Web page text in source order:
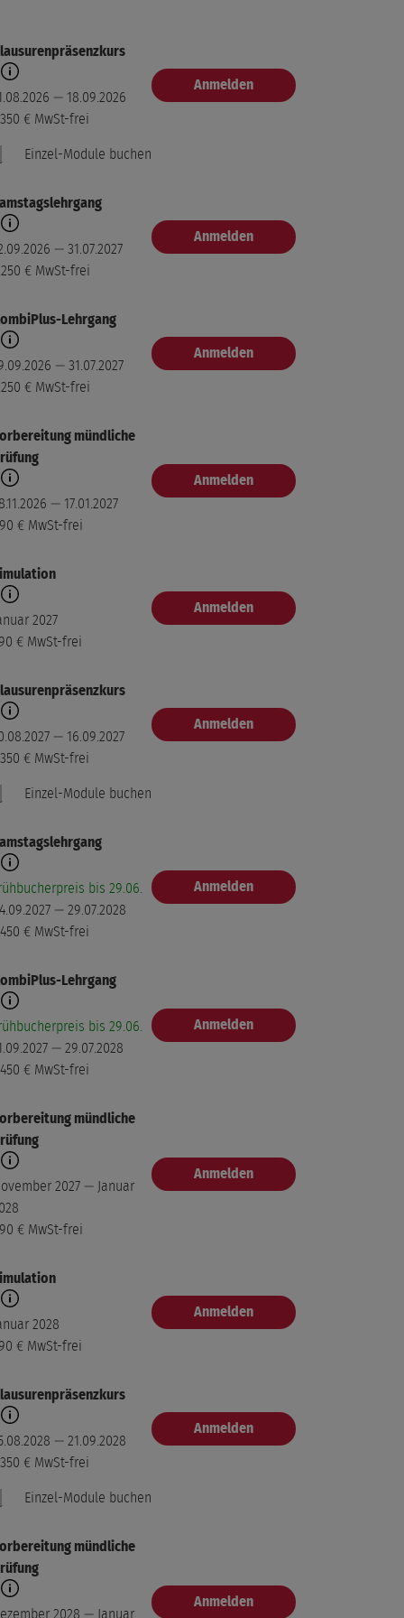
— 18.09.2026
€ MwSt-frei
Anmelden
Einzel-Module buchen
Block
€ MwSt-frei
Modul buchen
Block
€ MwSt-frei
Modul buchen
3. Block
— 11.09.2026
Modul buchen
4. Block
— 18.09.2026
Modul buchen
— 31.07.2027
€ MwSt-frei
Anmelden
Lehrgang
— 31.07.2027
€ MwSt-frei
Anmelden
mündliche
— 17.01.2027
€ MwSt-frei
Anmelden
2027
€ MwSt-frei
Anmelden
— 16.09.2027
€ MwSt-frei
Anmelden
Einzel-Module buchen
Block
— 12.08.2027
Modul buchen
2. Block
— 26.08.2027
€ MwSt-frei
Modul buchen
Block
31.08.2027 — 02.09.2027
€ MwSt-frei
Block
— 16.09.2027
450 €
bis 29.06.
— 29.07.2028
€ MwSt-frei
Anmelden
Lehrgang
bis 29.06.
— 29.07.2028
€ MwSt-frei
Anmelden
mündliche
2027 — Januar
€ MwSt-frei
Anmelden
2028
€ MwSt-frei
Anmelden
— 21.09.2028
€ MwSt-frei
Anmelden
Einzel-Module buchen
1. Block
Modul buchen
mündliche
2028 — Januar
Anmelden